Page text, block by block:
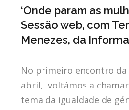
‘Onde param as
Sessão web, com
Menezes, da
No primeiro encontro da
abril, voltámos a
tema da igualdade de